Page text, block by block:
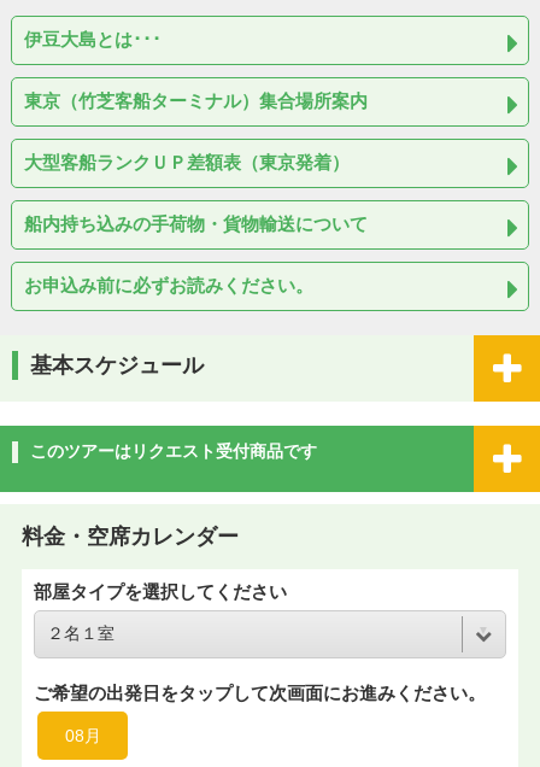
伊豆大島とは･･･
東京（竹芝客船ターミナル）集合場所案内
大型客船ランクＵＰ差額表（東京発着）
船内持ち込みの手荷物・貨物輸送について
お申込み前に必ずお読みください。
基本スケジュール
このツアーはリクエスト受付商品です
料金・空席カレンダー
部屋タイプを選択してください
ご希望の出発日をタップして次画面にお進みください。
08月